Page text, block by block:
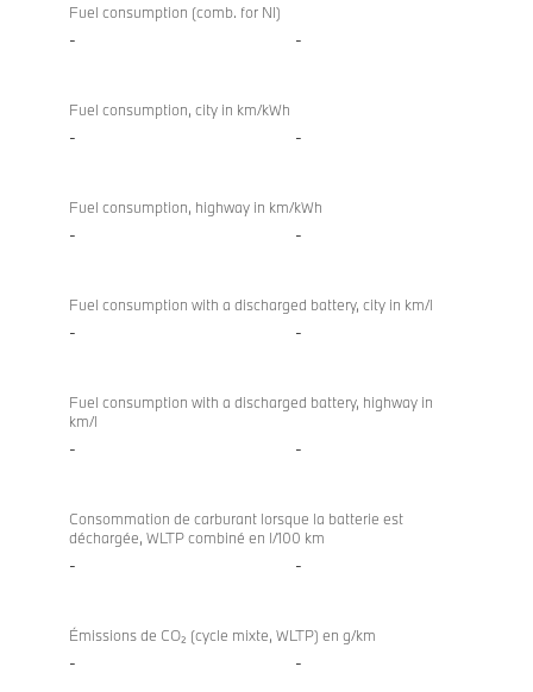
Fuel consumption (comb. for NI)
- -
Fuel consumption, city in km/kWh
- -
Fuel consumption, highway in km/kWh
- -
Fuel consumption with a discharged battery, city in km/l
- -
Fuel consumption with a discharged battery, highway in
km/l
- -
Consommation de carburant lorsque la batterie est
déchargée, WLTP combiné en l/100 km
- -
Émissions de CO₂ (cycle mixte, WLTP) en g/km
- -